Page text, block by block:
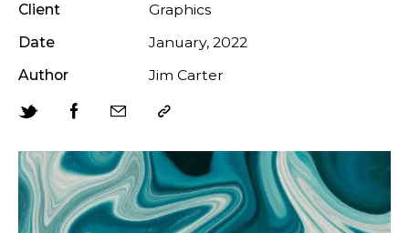
Client
Graphics
Date
January, 2022
Author
Jim Carter